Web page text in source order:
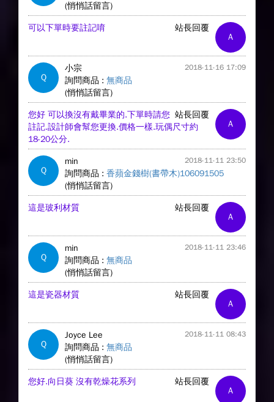
(悄悄話留言)
A
站長回覆
可以下單時要註記唷
Q
小宗 2018-11-16 17:09
詢問商品 : 無商品
(悄悄話留言)
A
站長回覆
您好 可以換沒有戴畢業的.下單時請您
註記.設計師會幫您更換.價格一樣.玩偶尺寸約
18-20公分.
Q
min 2018-11-11 23:50
詢問商品 : 香蘋金錢樹(書帶木)106091505
(悄悄話留言)
A
站長回覆
這是玻利材質
Q
min 2018-11-11 23:46
詢問商品 : 無商品
(悄悄話留言)
A
站長回覆
這是瓷器材質
Q
Joyce Lee 2018-11-11 08:43
詢問商品 : 無商品
(悄悄話留言)
A
站長回覆
您好.向日葵 沒有乾燥花系列